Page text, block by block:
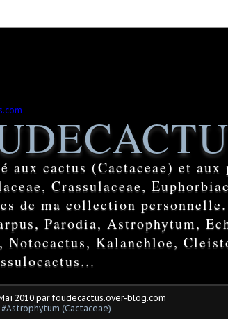
aux cactus (Cactaceae) et
Crassulaceae,
de ma collection
Parodia, Astrophytum,
Notocactus, Kalanchloe,
2010 par foudecactus.over-blog.com
#Astrophytum (Cactaceae)